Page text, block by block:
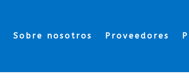
Sobre nosotros Proveedores